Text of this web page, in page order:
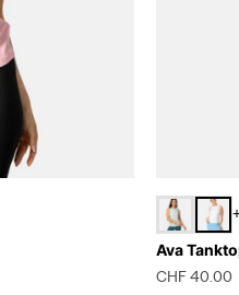
Ava
Prix de
CHF 40.00